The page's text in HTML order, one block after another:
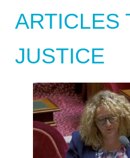
ARTICLES
JUSTICE